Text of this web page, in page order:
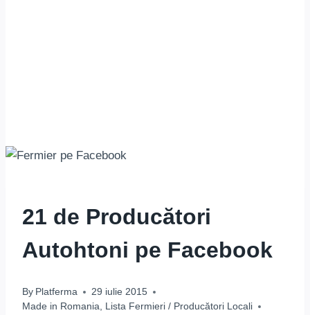
21 de Producători
Autohtoni pe Facebook
By Platferma
29 iulie 2015
Made in Romania, Lista Fermieri / Producători Locali